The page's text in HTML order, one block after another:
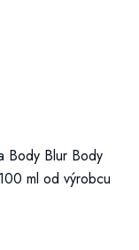
Body Blur Body
ml od výrobcu